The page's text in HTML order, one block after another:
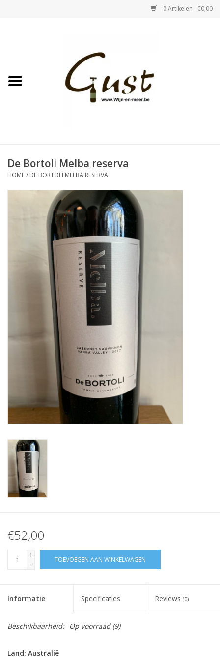
0 Artikelen - €0,00
Witte wijn
Bubbels & Vermout
Tastings & zaalverhuur
De Bortoli Melba reserva
HOME/ DE BORTOLI MELBA RESERVA
€52,00
+
-
TOEVOEGEN AAN WINKELWAGEN
Informatie Specificaties Reviews (0)
Beschikbaarheid: Op voorraad(9)
Land: Australië